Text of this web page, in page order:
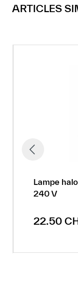
ARTICLES
Lampe
240 V
Prix
22.50